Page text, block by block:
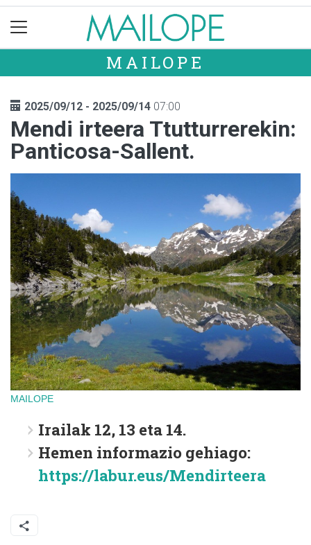
MAILOPE
2025/09/12 - 2025/09/14 07:00
Mendi irteera Ttutturrerekin:
Panticosa-Sallent.
MAILOPE
Irailak 12, 13 eta 14.
Hemen informazio gehiago:
https://labur.eus/Mendirteera